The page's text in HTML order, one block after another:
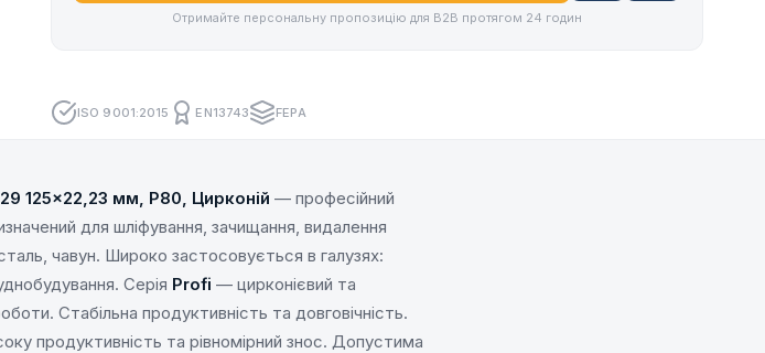
Отримайте персональну пропозицію для B2B протягом 24 годин
ISO 9001:2015 EN13743 FEPA
125×22,23 мм, P80, Цирконій — професійний
для шліфування, зачищання, видалення
чавун. Широко застосовується в галузях:
Серія Profi — цирконієвий та
Стабільна продуктивність та довговічність.
продуктивність та рівномірний знос. Допустима